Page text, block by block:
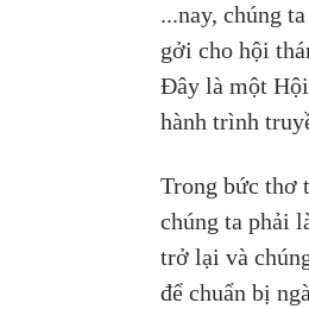
...nay, chúng
gởi cho hội
Đây là một Hội
hành trình
Trong bức thơ
chúng ta phải
trở lại và
để chuẩn bị